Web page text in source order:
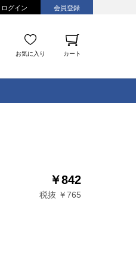
ログイン 会員登録
お気に入り カート
￥842
税抜 ￥765